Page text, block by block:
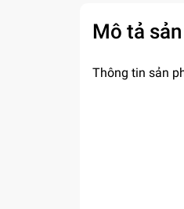
Mô tả
Thông tin sản